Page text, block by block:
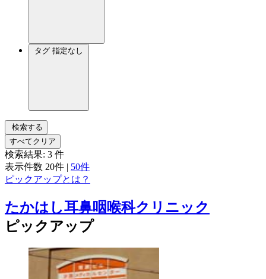
タグ 指定なし
検索する
すべてクリア
検索結果: 3 件
表示件数 20件 | 50件
ピックアップとは？
たかはし耳鼻咽喉科クリニック
ピックアップ